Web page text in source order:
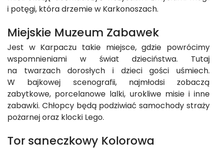
i potęgi, która drzemie w Karkonoszach.
Miejskie Muzeum Zabawek
Jest w Karpaczu takie miejsce, gdzie powrócimy
wspomnieniami w świat dzieciństwa. Tutaj
na twarzach dorosłych i dzieci gości uśmiech.
W bajkowej scenografii, najmłodsi zobaczą
zabytkowe, porcelanowe lalki, urokliwe misie i inne
zabawki. Chłopcy będą podziwiać samochody straży
pożarnej oraz klocki Lego.
Tor saneczkowy Kolorowa